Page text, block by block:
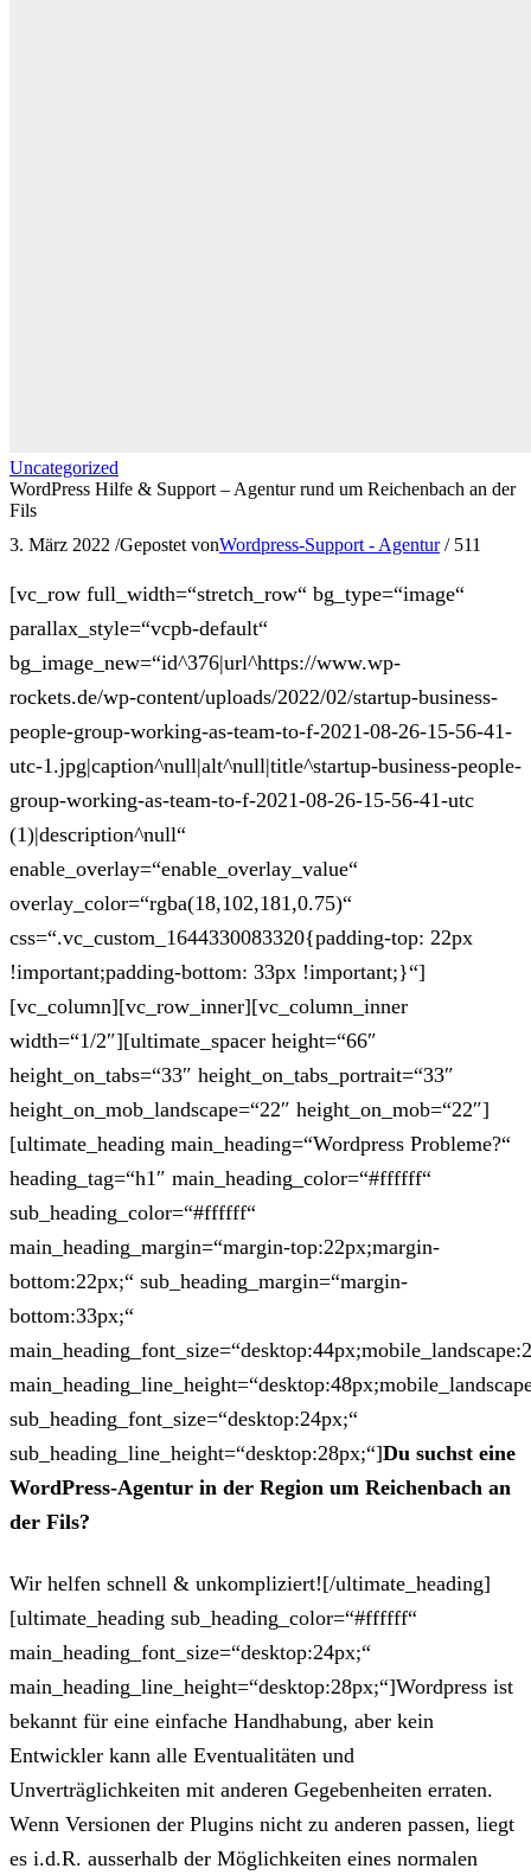
Uncategorized
WordPress Hilfe & Support – Agentur rund um Reichenbach an der
Fils
3. März 2022 /Gepostet vonWordpress-Support - Agentur / 511
[vc_row full_width=“stretch_row“ bg_type=“image“
parallax_style=“vcpb-default“
bg_image_new=“id^376|url^https://www.wp-
rockets.de/wp-content/uploads/2022/02/startup-business-
people-group-working-as-team-to-f-2021-08-26-15-56-41-
utc-1.jpg|caption^null|alt^null|title^startup-business-people-
group-working-as-team-to-f-2021-08-26-15-56-41-utc
(1)|description^null“
enable_overlay=“enable_overlay_value“
overlay_color=“rgba(18,102,181,0.75)“
css=“.vc_custom_1644330083320{padding-top: 22px
!important;padding-bottom: 33px !important;}“]
[vc_column][vc_row_inner][vc_column_inner
width=“1/2″][ultimate_spacer height=“66″
height_on_tabs=“33″ height_on_tabs_portrait=“33″
height_on_mob_landscape=“22″ height_on_mob=“22″]
[ultimate_heading main_heading=“Wordpress Probleme?“
heading_tag=“h1″ main_heading_color=“#ffffff“
sub_heading_color=“#ffffff“
main_heading_margin=“margin-top:22px;margin-
bottom:22px;“ sub_heading_margin=“margin-
bottom:33px;“
sub_heading_font_size=“desktop:24px;“
sub_heading_line_height=“desktop:28px;“]Du suchst eine
WordPress-Agentur in der Region um Reichenbach an
der Fils?
Wir helfen schnell & unkompliziert![/ultimate_heading]
[ultimate_heading sub_heading_color=“#ffffff“
main_heading_font_size=“desktop:24px;“
main_heading_line_height=“desktop:28px;“]Wordpress ist
bekannt für eine einfache Handhabung, aber kein
Entwickler kann alle Eventualitäten und
Unverträglichkeiten mit anderen Gegebenheiten erraten.
Wenn Versionen der Plugins nicht zu anderen passen, liegt
es i.d.R. ausserhalb der Möglichkeiten eines normalen